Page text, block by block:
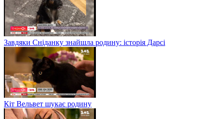
Завдяки Сніданку знайшла родину: історія Дарсі
Кіт Вельвет шукає родину